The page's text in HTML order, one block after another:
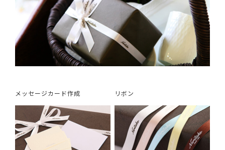
メッセージカード作成 リボン